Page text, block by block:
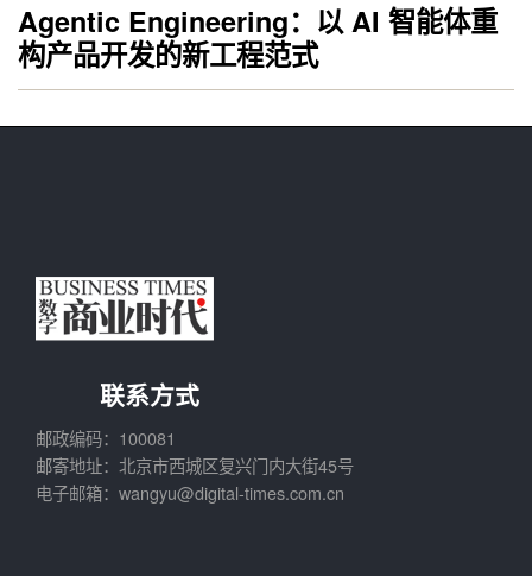
Agentic Engineering：以 AI 智能体重
构产品开发的新工程范式
联系方式
邮政编码：100081
邮寄地址：北京市西城区复兴门内大街45号
电子邮箱：wangyu@digital-times.com.cn